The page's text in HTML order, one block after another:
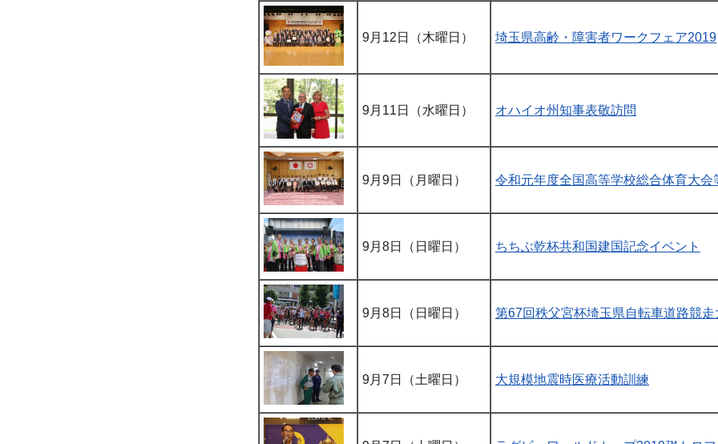
9月12日（木曜日） 埼玉県高齢・障害者ワークフェア2019
9月11日（水曜日） オハイオ州知事表敬訪問
9月9日（月曜日） 令和元年度全国高等学校総合体育大
9月8日（日曜日） ちちぶ乾杯共和国建国記念イベント
9月8日（日曜日） 第67回秩父宮杯埼玉県自転車道路競走
9月7日（土曜日） 大規模地震時医療活動訓練